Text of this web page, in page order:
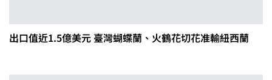
出口值近1.5億美元 臺灣蝴蝶蘭、火鶴花切花准輸紐西蘭